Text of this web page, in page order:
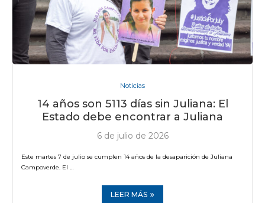
Noticias
14 años son 5113 días sin Juliana: El
Estado debe encontrar a Juliana
6 de julio de 2026
Este martes 7 de julio se cumplen 14 años de la desaparición de Juliana
Campoverde. El …
LEER MÁS